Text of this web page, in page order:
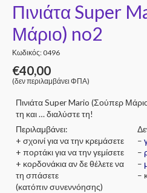
Πινιάτα Super
Μάριο) no2
Κωδικός: 0496
€40,00
(δεν περιλαμβάνει ΦΠΑ)
Πινιάτα Super Mario (Σούπερ
τη και … διαλύστε τη!
Περιλαμβάνει:
+ σχοινί για να την κρεμάσετε
+ πορτάκι για να την γεμίσετε
+ κορδονάκια αν δε θέλετε να
τη σπάσετε
(κατόπιν συνεννόησης)
–
–
–
–